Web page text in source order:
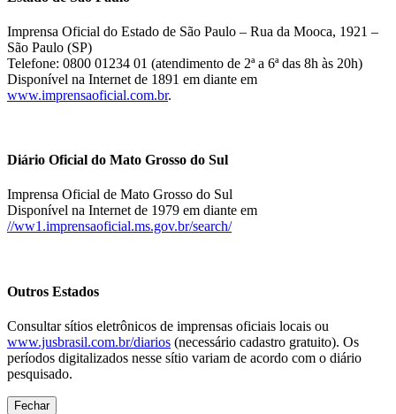
Imprensa Oficial do Estado de São Paulo – Rua da Mooca, 1921 –
São Paulo (SP)
Telefone: 0800 01234 01 (atendimento de 2ª a 6ª das 8h às 20h)
Disponível na Internet de 1891 em diante em
www.imprensaoficial.com.br.
Diário Oficial do Mato Grosso do Sul
Imprensa Oficial de Mato Grosso do Sul
Disponível na Internet de 1979 em diante em
//ww1.imprensaoficial.ms.gov.br/search/
Outros Estados
Consultar sítios eletrônicos de imprensas oficiais locais ou
www.jusbrasil.com.br/diarios (necessário cadastro gratuito). Os
períodos digitalizados nesse sítio variam de acordo com o diário
pesquisado.
Fechar